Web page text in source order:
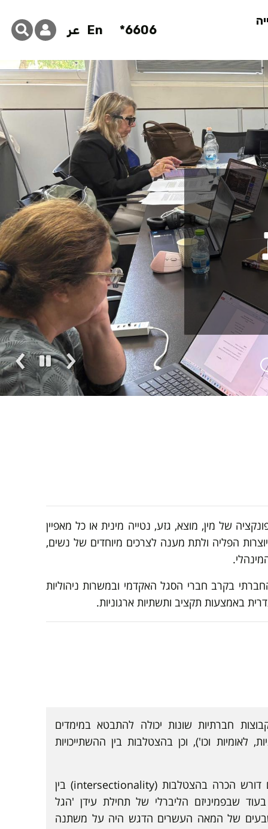
6606*
En عر
של מין, מוצא, גזע, נטייה מינית או כל מאפיין
הפליה ולתת מענה לצרכים מיוחדים של נשים,
בקרב חברי הסגל האקדמי ובמשרות ניהוליות
באמצעות תקציב ותשתיות ארגוניות.
חברתיות שונות יכולה להתבטא במימדים
לאומיות וכו'), וכן בהצטלבות בין ההשתייכויות
תפיסתי היא, כי קידום נשים דורש הכרה בהצטלבות (intersectionality) בין
שבפמיניזם הליברלי של תחילת עידן 'הגל
של המאה העשרים הדגש היה על משתנה